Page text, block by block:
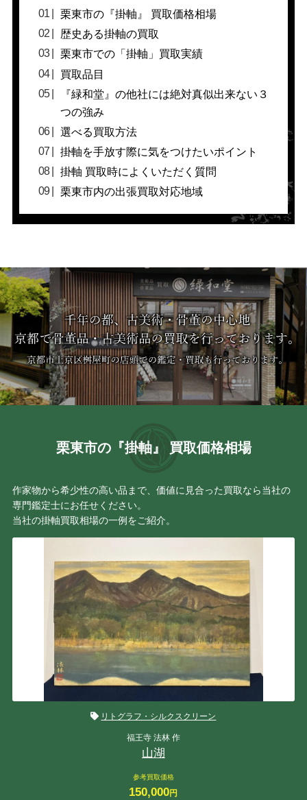
栗東市の『掛軸』 買取価格相場
歴史ある掛軸の買取
栗東市での「掛軸」買取実績
買取品目
『緑和堂』の他社には絶対真似出来ない３
つの強み
選べる買取方法
掛軸を手放す際に気をつけたいポイント
掛軸 買取時によくいただく質問
栗東市内の出張買取対応地域
栗東市の『掛軸』 買取価格相場
作家物から希少性の高い品まで、価値に見合った買取なら当社の
専門鑑定士にお任せください。
当社の掛軸買取相場の一例をご紹介。
リトグラフ・シルクスクリーン
福王寺 法林 作
山湖
参考買取価格
150,000円